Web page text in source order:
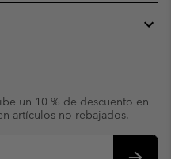
un 10 % de descuento en
artículos no rebajados.